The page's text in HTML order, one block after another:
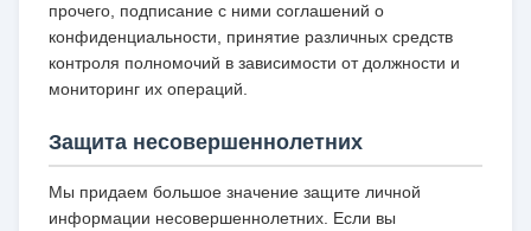
прочего, подписание с ними соглашений о
конфиденциальности, принятие различных средств
контроля полномочий в зависимости от должности и
мониторинг их операций.
Защита несовершеннолетних
Мы придаем большое значение защите личной
информации несовершеннолетних. Если вы